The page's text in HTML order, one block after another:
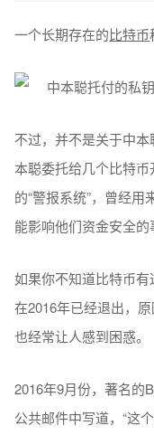
一个长期存在的比特币
不过，并不是关于中
本聪委托给几个比特
的“警报系统”，曾经
能影响他们资金安全的
如果你不知道比特币
在2016年已经退出，
也经常让人感到困惑。
2016年9月份，著名的
公共邮件中写道，“这